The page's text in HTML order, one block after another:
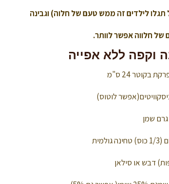
לילדים זה ממש טעם של חלוה) וגבינה
חלווה אפשר לוותר.
וקפה ללא אפייה
בקוטר 24 ס"מ